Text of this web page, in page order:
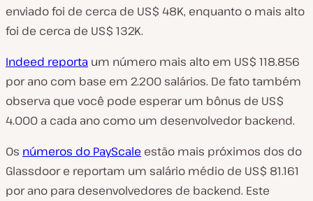
enviado foi de cerca de US$ 48K, enquanto o mais alto
foi de cerca de US$ 132K.
Indeed reporta um número mais alto em US$ 118.856
por ano com base em 2.200 salários. De fato também
observa que você pode esperar um bônus de US$
4.000 a cada ano como um desenvolvedor backend.
Os números do PayScale estão mais próximos dos do
Glassdoor e reportam um salário médio de US$ 81.161
por ano para desenvolvedores de backend. Este